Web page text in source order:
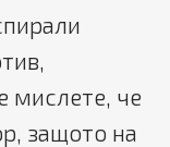
мислете, че
защото на